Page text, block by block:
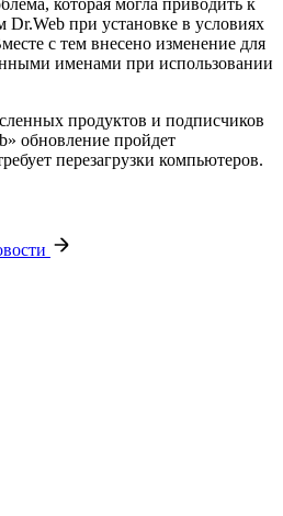
Dr.Web при установке в условиях
с тем внесено изменение для
именами при использовании
продуктов и подписчиков
обновление пройдет
перезагрузки компьютеров.